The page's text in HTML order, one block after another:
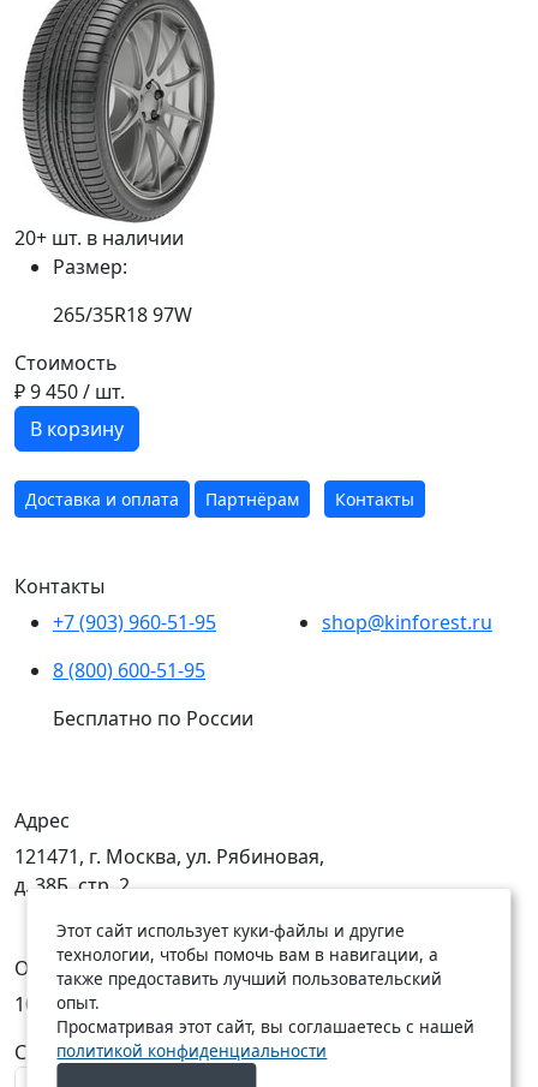
20+ шт. в наличии
Размер:
265/35R18 97W
Стоимость
₽ 9 450/ шт.
В корзину
Доставка и оплата Партнёрам Контакты
Контакты
+7 (903) 960-51-95
8 (800) 600-51-95
Бесплатно по России
shop@kinforest.ru
Адрес
121471, г. Москва, ул. Рябиновая,
д. 38Б, стр. 2
Открыты
10:00 — 19:00
C Пн по Пт
C Сб по Вс
Этот сайт использует куки-файлы и другие
технологии, чтобы помочь вам в навигации, а
также предоставить лучший пользовательский
опыт.
Просматривая этот сайт, вы соглашаетесь с нашей
политикой конфиденциальности